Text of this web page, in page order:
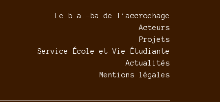
Le b.a.-ba de l’accrochage
Acteurs
Projets
Service École et Vie Étudiante
Actualités
Mentions légales